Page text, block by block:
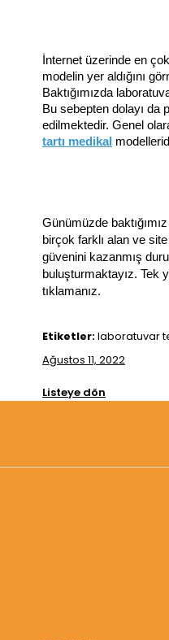
İnternet üzerinde en
modelin yer aldığını
Baktığımızda
Bu sebepten dolayı
tartı medikal
Günümüzde
birçok farklı alan ve
güvenini kazanmış
buluşturmaktayız. Tek
tıklamanız.
Etiketler:laboratuvar
Ağustos 11, 2022
Listeye dön